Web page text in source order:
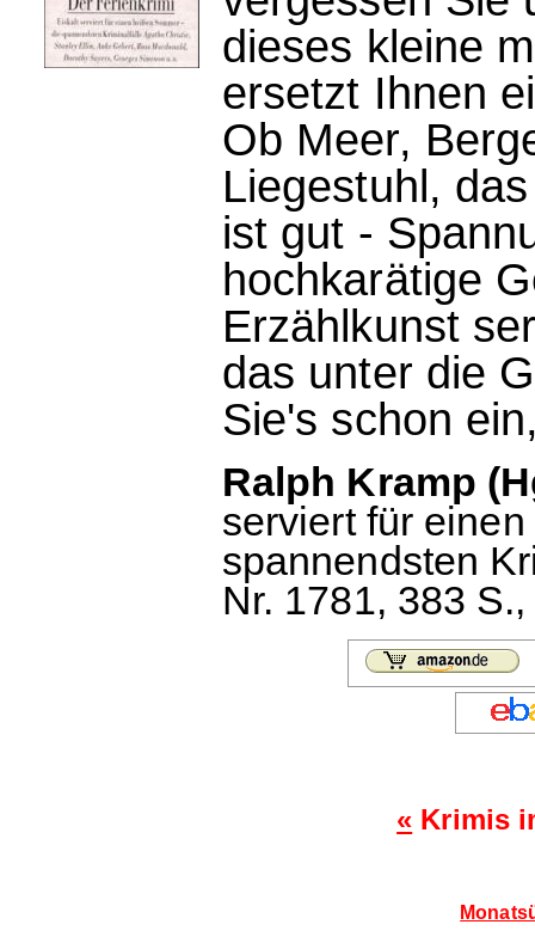
dieses kleine
ersetzt Ihnen
Ob Meer,
Liegestuhl,
ist gut -
hochkarätige
Erzählkunst
das unter die
Sie's schon
Ralph Kramp
serviert für
spannendsten
Nr. 1781, 383
« Krimis